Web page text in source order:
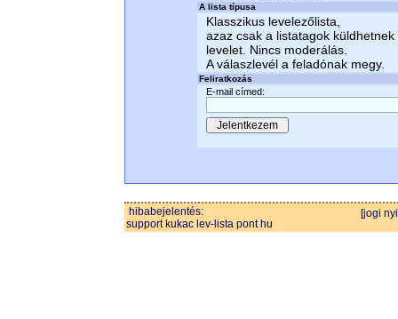
A lista típusa
Klasszikus levelezőlista,
azaz csak a listatagok küldhetnek
levelet. Nincs moderálás.
A válaszlevél a feladónak megy.
Feliratkozás
E-mail címed:
hibabejelentés:
support kukac lev-lista pont hu
[jogi